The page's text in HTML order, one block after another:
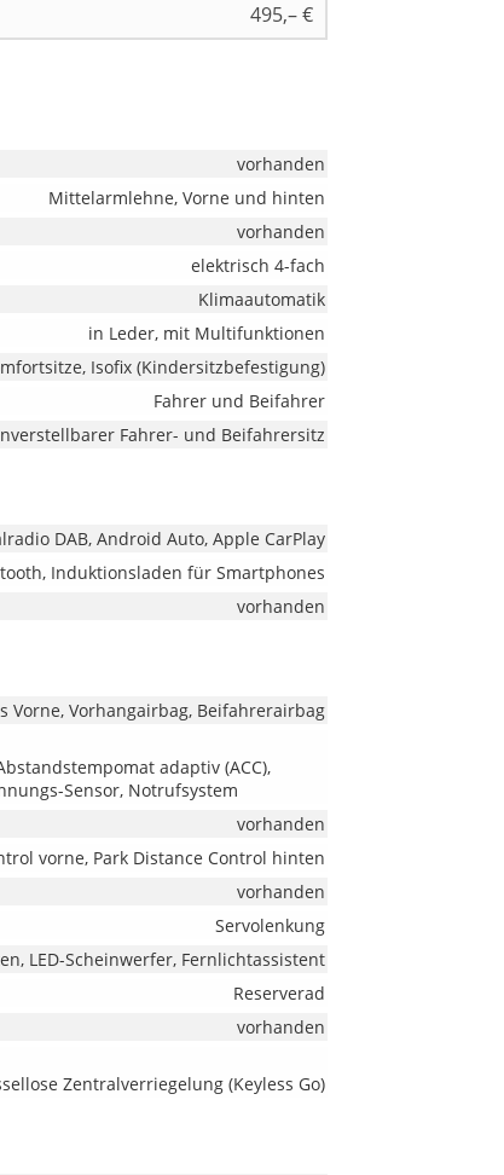
495,– €
vorhanden
Mittelarmlehne, Vorne und hinten
vorhanden
elektrisch 4-fach
Klimaautomatik
in Leder, mit Multifunktionen
Isofix (Kindersitzbefestigung)
Fahrer und Beifahrer
Fahrer- und Beifahrersitz
DAB, Android Auto, Apple CarPlay
Induktionsladen für Smartphones
vorhanden
Vorne, Vorhangairbag, Beifahrerairbag
adaptiv (ACC),
Sensor, Notrufsystem
vorhanden
vorne, Park Distance Control hinten
vorhanden
Servolenkung
LED-Scheinwerfer, Fernlichtassistent
Reserverad
vorhanden
Zentralverriegelung (Keyless Go)